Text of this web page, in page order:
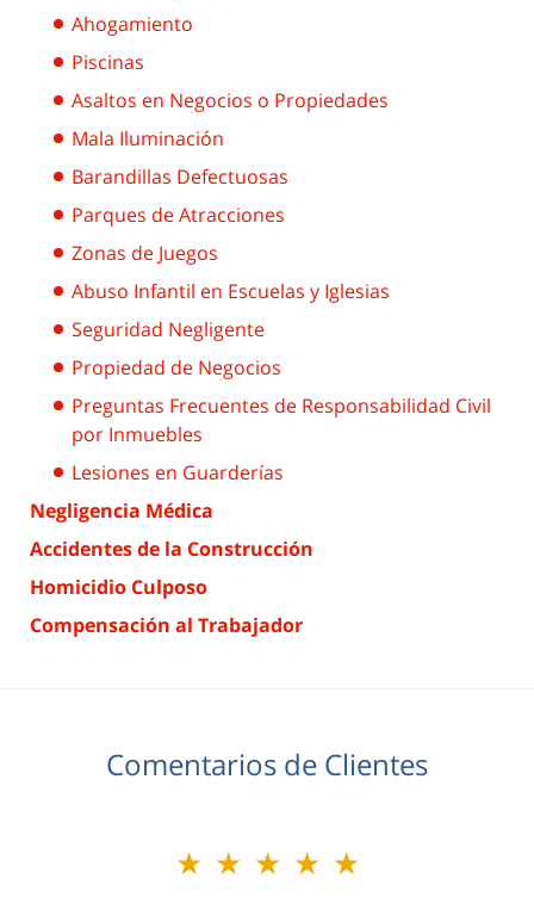
Ahogamiento
Piscinas
Asaltos en Negocios o Propiedades
Mala Iluminación
Barandillas Defectuosas
Parques de Atracciones
Zonas de Juegos
Abuso Infantil en Escuelas y Iglesias
Seguridad Negligente
Propiedad de Negocios
Preguntas Frecuentes de Responsabilidad Civil
por Inmuebles
Lesiones en Guarderías
Negligencia Médica
Accidentes de la Construcción
Homicidio Culposo
Compensación al Trabajador
Comentarios de Clientes
★★★★★
★★★★★